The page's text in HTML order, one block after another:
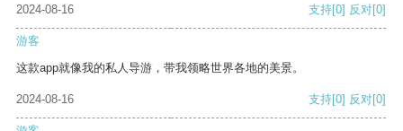
2024-08-16
支持[0] 反对[0]
游客
这款app就像我的私人导游，带我领略世界各地的美景。
2024-08-16 支持[0] 反对[0]